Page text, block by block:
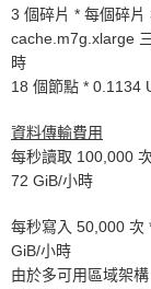
3 個碎片 * 每個碎
cache.m7g.xlarge
時
18 個節點 * 0.1134
資料傳輸費用
每秒讀取 100,000
72 GiB/小時
每秒寫入 50,000 次
GiB/小時
由於多可用區域架